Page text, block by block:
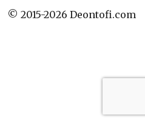
© 2015-2026 Deontofi.com